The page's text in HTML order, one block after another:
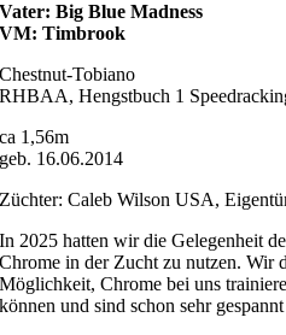
Vater: Big Blue Madness
VM: Timbrook
Chestnut-Tobiano
RHBAA, Hengstbuch 1
ca 1,56m
geb. 16.06.2014
Züchter: Caleb Wilson USA,
In 2025 hatten wir die Gelegenheit
Chrome in der Zucht zu nutzen. Wir
Möglichkeit, Chrome bei uns
können und sind schon sehr